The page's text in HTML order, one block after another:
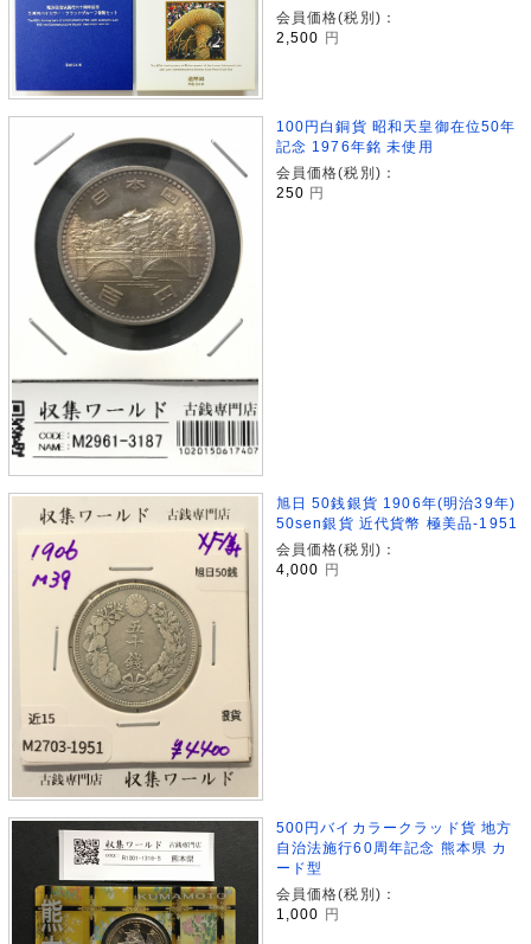
会員価格(税別)：
2,500 円
100円白銅貨 昭和天皇御在位50年
記念 1976年銘 未使用
会員価格(税別)：
250 円
旭日 50銭銀貨 1906年(明治39年)
50sen銀貨 近代貨幣 極美品-1951
会員価格(税別)：
4,000 円
500円バイカラークラッド貨 地方
自治法施行60周年記念 熊本県 カ
ード型
会員価格(税別)：
1,000
円